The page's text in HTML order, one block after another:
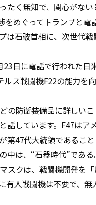
たく無知で、関心がない
めぐってトランプと電
は石破首相に、次世代戦
23日に電話で行われた
ルス戦闘機F22の能力を
の防衛装備品に詳しい
話しています。F47はア
第47代大統領であるこ
中は、“石器時代”であ
スクは、戦闘機開発を
有人戦闘機は不要で、